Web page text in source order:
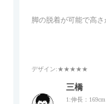
脚の脱着が可能で高
また、補助テーブルと
内部にもプリンター
でテレビ台以外にも
デザイン:★★★★★
三橋
1:伸長：169cm